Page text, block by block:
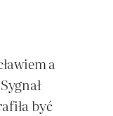
a
być